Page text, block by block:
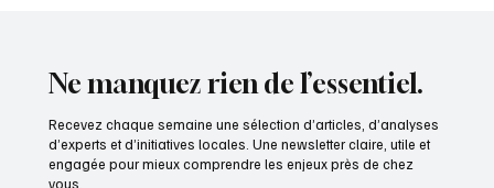
Ne manquez rien de l’essentiel.
Recevez chaque semaine une sélection d’articles, d’analyses
d’experts et d’initiatives locales. Une newsletter claire, utile et
engagée pour mieux comprendre les enjeux près de chez
vous.